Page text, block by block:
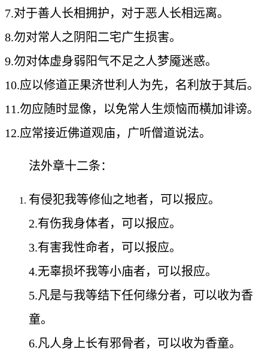
7.对于善人长相拥护，对于恶人长相远离。
8.勿对常人之阴阳二宅广生损害。
9.勿对体虚身弱阳气不足之人梦魇迷惑。
10.应以修道正果济世利人为先，名利放于其后。
11.勿应随时显像，以免常人生烦恼而横加诽谤。
12.应常接近佛道观庙，广听僧道说法。
法外章十二条：
有侵犯我等修仙之地者，可以报应。
2.有伤我身体者，可以报应。
3.有害我性命者，可以报应。
4.无辜损坏我等小庙者，可以报应。
5.凡是与我等结下任何缘分者，可以收为香
童。
6.凡人身上长有邪骨者，可以收为香童。